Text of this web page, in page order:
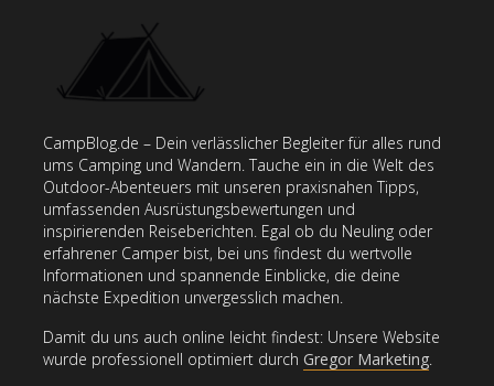
Körper –
Flüssigkeitsverlust
verstehen
deiner Tasche
haben solltest –
Minimalismus beim
Bushcraft
Leitfaden zu allen
Wegmarkierungen
CampBlog.de – Dein verlässlicher Begleiter für alles rund
ums Camping und Wandern. Tauche ein in die Welt des
Outdoor-Abenteuers mit unseren praxisnahen Tipps,
umfassenden Ausrüstungsbewertungen und
inspirierenden Reiseberichten. Egal ob du Neuling oder
erfahrener Camper bist, bei uns findest du wertvolle
Informationen und spannende Einblicke, die deine
nächste Expedition unvergesslich machen.
Damit du uns auch online leicht findest: Unsere Website
wurde professionell optimiert durch Gregor Marketing.